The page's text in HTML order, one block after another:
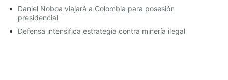
Ecuador!
pic.twitter.com/VQYCzEEXJM
Daniel Noboa viajará a Colombia para posesión
presidencial
Defensa intensifica estrategia contra minería ilegal